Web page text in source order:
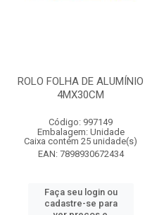
ROLO FOLHA DE ALUMÍNIO
4MX30CM
Código: 997149
Embalagem: Unidade
Caixa contém 25 unidade(s)
EAN: 7898930672434
Faça seu login ou
cadastre-se para